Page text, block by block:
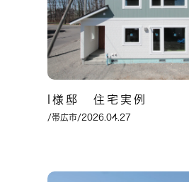
I様邸 住宅実例
/帯広市/2026.04.27